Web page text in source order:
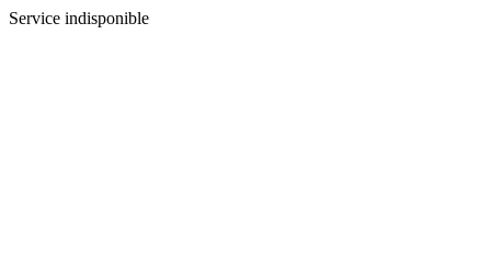
Service indisponible